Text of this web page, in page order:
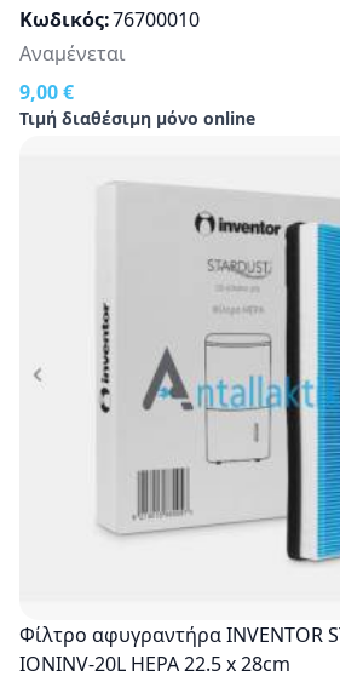
Κωδικός 76700010
9,00 €
Τιμή διαθέσιμη μόνο online
Αναμένεται
Φίλτρο αφυγραντήρα INVENTOR
IONINV-20L HEPA 22.5 x 28cm